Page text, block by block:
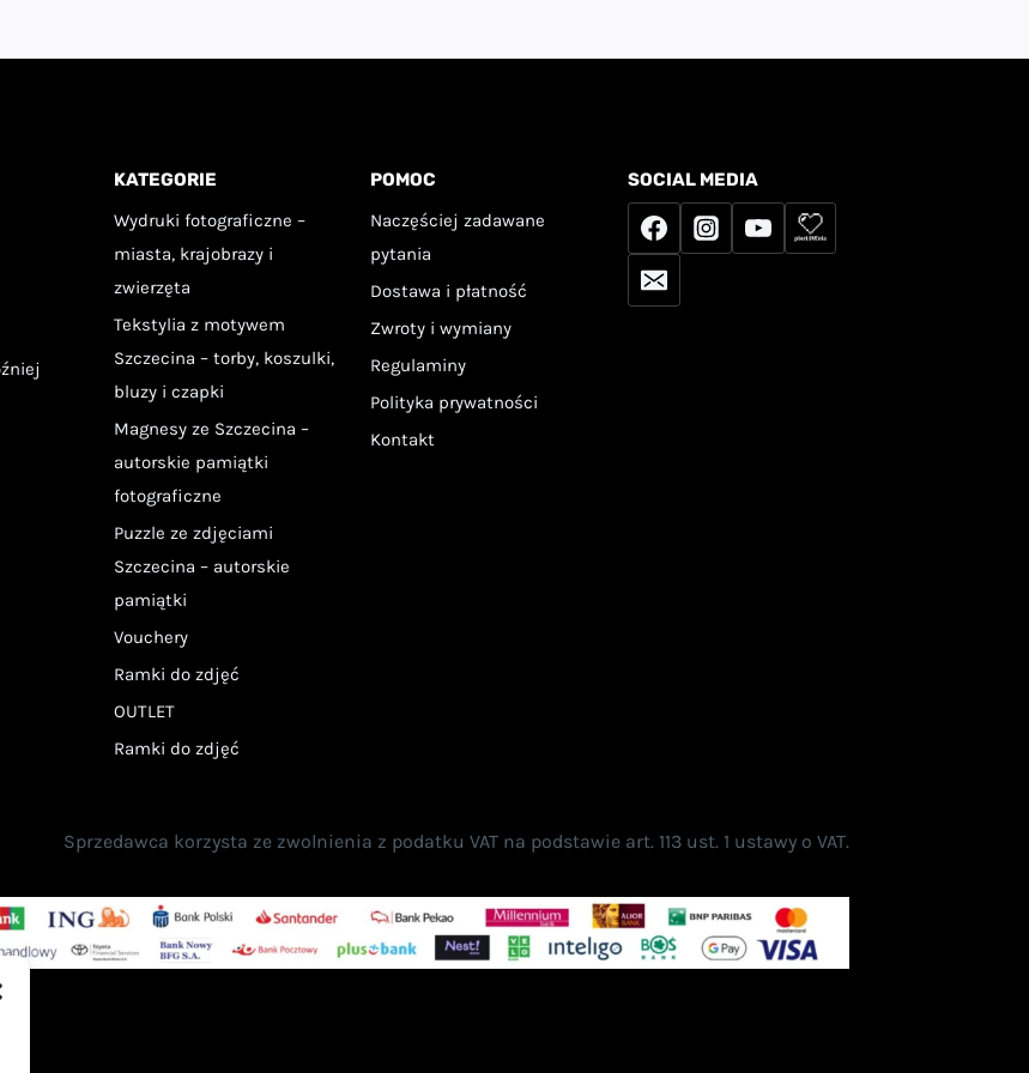
KATEGORIE
Wydruki fotograficzne –
miasta, krajobrazy i
zwierzęta
Tekstylia z motywem
Szczecina – torby, koszulki,
bluzy i czapki
Magnesy ze Szczecina –
autorskie pamiątki
fotograficzne
Puzzle ze zdjęciami
Szczecina – autorskie
pamiątki
Vouchery
Ramki do zdjęć
OUTLET
Ramki do zdjęć
POMOC
Naczęściej zadawane
pytania
Dostawa i płatność
Zwroty i wymiany
Regulaminy
Polityka prywatności
Kontakt
SOCIAL MEDIA
Sprzedawca korzysta ze zwolnienia z podatku VAT na podstawie art. 113 ust. 1 ustawy o VAT.